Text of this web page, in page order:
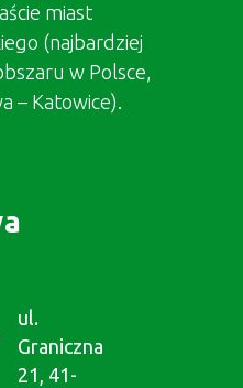
miast
(najbardziej
w Polsce,
– Katowice).
ul.
Graniczna
21, 41-